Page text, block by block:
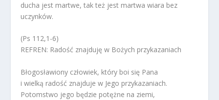
ducha jest martwe, tak też jest martwa wiara bez
uczynków.
(Ps 112,1-6)
REFREN: Radość znajduję w Bożych przykazaniach
Błogosławiony człowiek, który boi się Pana
i wielką radość znajduje w Jego przykazaniach.
Potomstwo jego będzie potężne na ziemi,